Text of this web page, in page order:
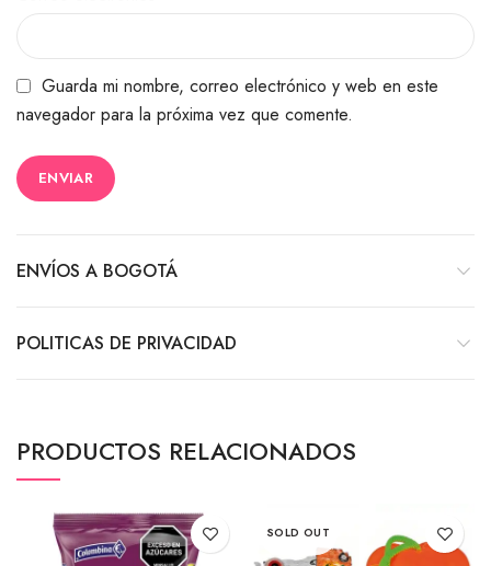
Guarda mi nombre, correo electrónico y web en este
navegador para la próxima vez que comente.
ENVÍOS A BOGOTÁ
POLITICAS DE PRIVACIDAD
PRODUCTOS RELACIONADOS
SOLD OUT